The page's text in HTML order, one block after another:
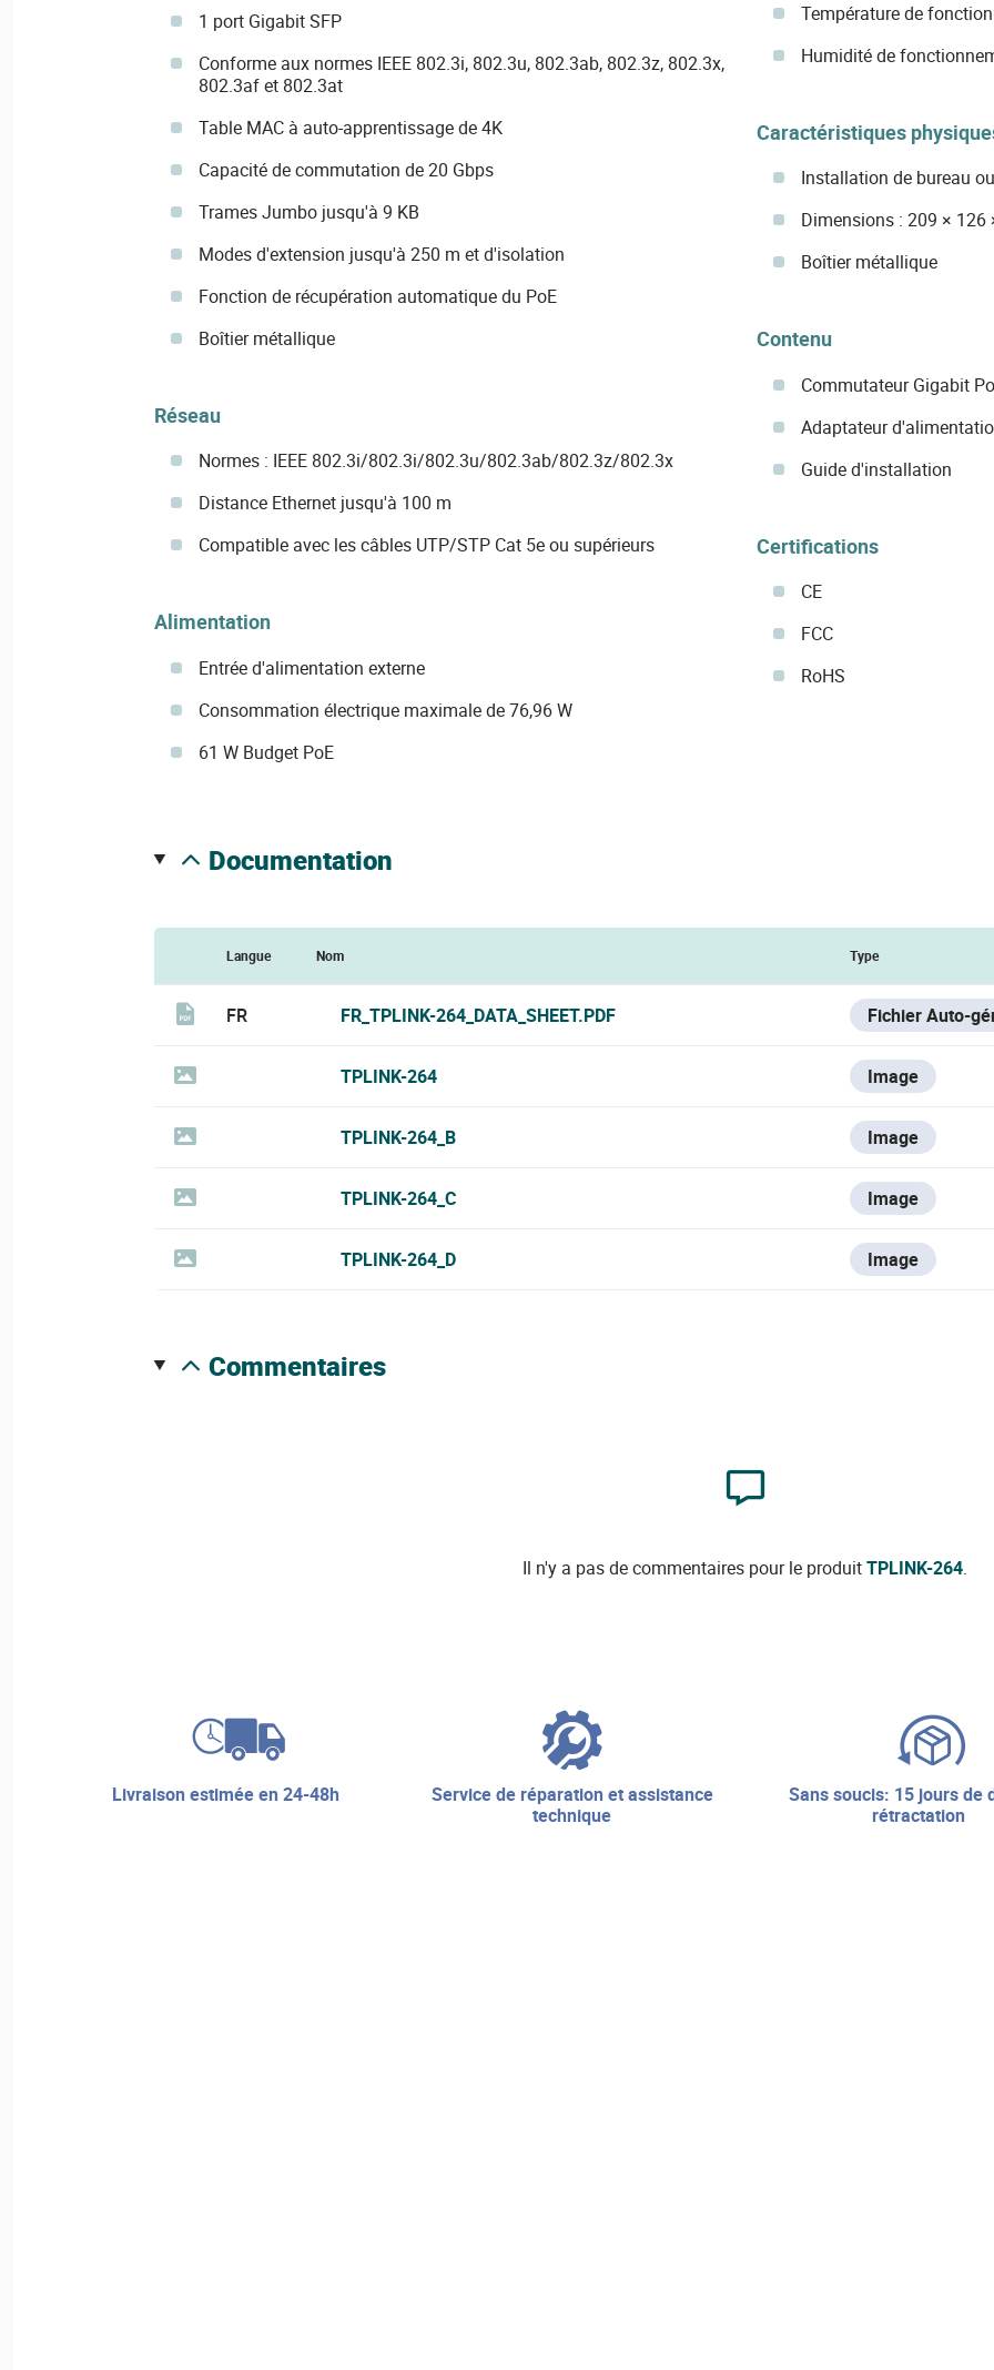
1 port Gigabit SFP
Conforme aux normes IEEE 802.3i, 802.3u, 802.3ab, 802.3z, 802.3x,
802.3af et 802.3at
Table MAC à auto-apprentissage de 4K
Capacité de commutation de 20 Gbps
Trames Jumbo jusqu'à 9 KB
Modes d'extension jusqu'à 250 m et d'isolation
Fonction de récupération automatique du PoE
Boîtier métallique
Réseau
Normes : IEEE 802.3i/802.3i/802.3u/802.3ab/802.3z/802.3x
Distance Ethernet jusqu'à 100 m
Compatible avec les câbles UTP/STP Cat 5e ou supérieurs
Alimentation
Entrée d'alimentation externe
Consommation électrique maximale de 76,96 W
61 W Budget PoE
Température de
Humidité de
Caractéristiques
Installation de bureau
Dimensions : 209 × 126
Boîtier métallique
Contenu
Commutateur Gigabit
Adaptateur
Guide d'installation
Certifications
CE
FCC
RoHS
documentation
Langue Nom Type
FR FR_TPLINK-264_DATA_SHEET.PDF Fichier Auto-
TPLINK-264 Image
TPLINK-264_B Image
TPLINK-264_C Image
TPLINK-264_D Image
commentaires
Il n'y a pas de commentaires pour le produitTPLINK-264.
livraison estimée en 24-48h
service de réparation et assistance
technique
sans soucis: 15 jours de droit de
rétractation